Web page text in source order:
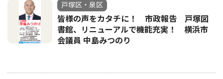
戸塚区・泉区
皆様の声をカタチに！ 市政報告 戸塚図
書館、リニューアルで機能充実！ 横浜市
会議員 中島みつのり